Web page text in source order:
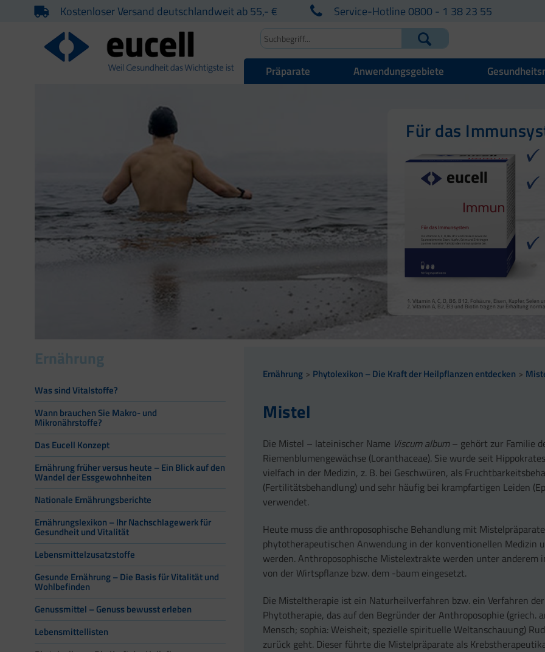
Kostenloser Versand deutschlandweit ab 55,- € Service-Hotline 0800 - 1 38 23 55
Präparate Anwendungsgebiete
Für das
Vitamin A, C, D, B6, B12, Folsäure, Eisen, Kupfer,
Vitamin A, B2, B3 und Biotin tragen zur Erhaltung
Für Haut, Haare
Selen, Zink und Biotin tragen zur Erhaltung gesunder
Selen und Zink tragen zur Erhaltung normaler Nägel bei.
Vitamin C, E, B2, Kupfer, Mangan, Selen und Zink
Für Ihre natürliche
sowie zu einem normalen Stoffwechsel von
Vitamin B2 und Biotin tragen zur Erhaltung normaler
Vitamin D und Zink tragen zur normalen Funktion des
Ernährung
Was sind Vitalstoffe?
Wann brauchen Sie Makro- und
Mikronährstoffe?
Das Eucell Konzept
Ernährung früher versus heute – Ein Blick auf den
Wandel der Essgewohnheiten
Nationale Ernährungsberichte
Ernährungslexikon – Ihr Nachschlagewerk für
Gesundheit und Vitalität
Lebensmittelzusatzstoffe
Gesunde Ernährung – Die Basis für Vitalität und
Wohlbefinden
Genussmittel – Genuss bewusst erleben
Lebensmittellisten
Ernährung Phytolexikon – Die Kraft der Heilpflanzen entdecken
Mistel
Die Mistel – lateinischer Name Viscum album– gehört zur Familie
Riemenblumengewächse (Loranthaceae). Sie wurde seit
vielfach in der Medizin, z. B. bei Geschwüren, als
(Fertilitätsbehandlung) und sehr häufig bei krampfartigen Leiden
verwendet.
Heute muss die anthroposophische Behandlung mit
phytotherapeutischen Anwendung in der konventionellen Medizin
werden. Anthroposophische Mistelextrakte werden unter anderem
von der Wirtspflanze bzw. dem -baum eingesetzt.
Die Misteltherapie ist ein Naturheilverfahren bzw. ein Verfahren der
Phytotherapie, das auf den Begründer der Anthroposophie (griech.
Mensch; sophia: Weisheit; spezielle spirituelle Weltanschauung)
zurück geht. Dieser führte die Mistelpräparate als